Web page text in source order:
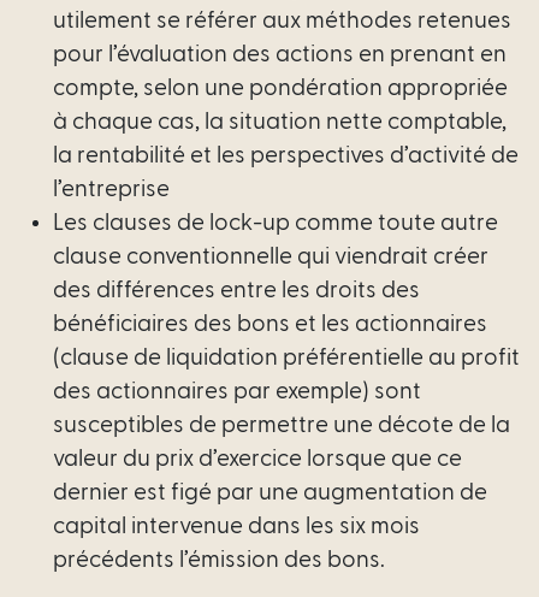
utilement se référer aux méthodes retenues
pour l’évaluation des actions en prenant en
compte, selon une pondération appropriée
à chaque cas, la situation nette comptable,
la rentabilité et les perspectives d’activité de
l’entreprise
Les clauses de lock-up comme toute autre
clause conventionnelle qui viendrait créer
des différences entre les droits des
bénéficiaires des bons et les actionnaires
(clause de liquidation préférentielle au profit
des actionnaires par exemple) sont
susceptibles de permettre une décote de la
valeur du prix d’exercice lorsque que ce
dernier est figé par une augmentation de
capital intervenue dans les six mois
précédents l’émission des bons.